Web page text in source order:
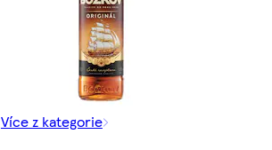
Více z kategorie